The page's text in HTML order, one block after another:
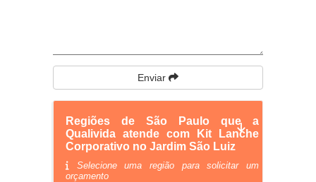
Enviar
Regiões de São Paulo que a
Qualivida atende com Kit Lanche
Corporativo no Jardim São Luiz
Selecione uma região para solicitar um
orçamento